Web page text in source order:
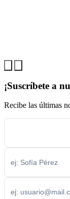
¡Suscríbete a
Recibe las últimas